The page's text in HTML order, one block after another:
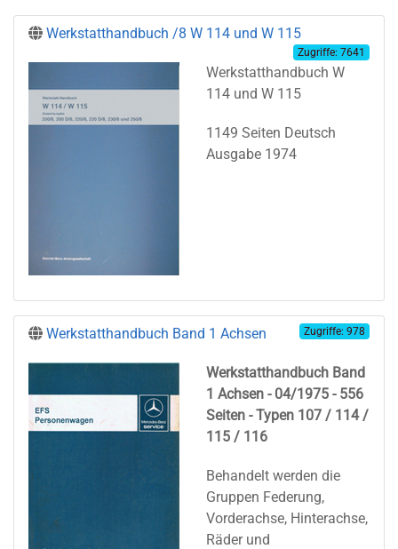
Werkstatthandbuch /8 W 114 und W 115
Zugriffe: 7641
Werkstatthandbuch W
114 und W 115
1149 Seiten Deutsch
Ausgabe 1974
Werkstatthandbuch Band 1 Achsen Zugriffe: 978
Werkstatthandbuch Band
1 Achsen - 04/1975 - 556
Seiten - Typen 107 / 114 /
115 / 116
Behandelt werden die
Gruppen Federung,
Vorderachse, Hinterachse,
Räder und